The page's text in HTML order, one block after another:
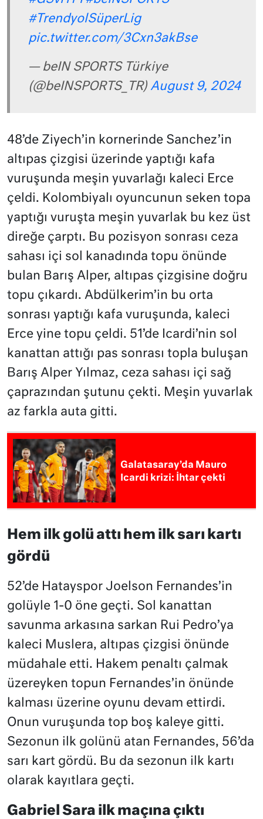
#TrendyolSüperLig
pic.twitter.com/3Cxn3akBse
— beIN SPORTS Türkiye
(@beINSPORTS_TR) August 9, 2024
48’de Ziyech’in kornerinde Sanchez’in
altıpas çizgisi üzerinde yaptığı kafa
vuruşunda meşin yuvarlağı kaleci Erce
çeldi. Kolombiyalı oyuncunun seken topa
yaptığı vuruşta meşin yuvarlak bu kez üst
direğe çarptı. Bu pozisyon sonrası ceza
sahası içi sol kanadında topu önünde
bulan Barış Alper, altıpas çizgisine doğru
topu çıkardı. Abdülkerim’in bu orta
sonrası yaptığı kafa vuruşunda, kaleci
Erce yine topu çeldi. 51’de Icardi’nin sol
kanattan attığı pas sonrası topla buluşan
Barış Alper Yılmaz, ceza sahası içi sağ
çaprazından şutunu çekti. Meşin yuvarlak
az farkla auta gitti.
Galatasaray’da Mauro
Icardi krizi: İhtar çekti
Hem ilk golü attı hem ilk sarı kartı
gördü
52’de Hatayspor Joelson Fernandes’in
golüyle 1-0 öne geçti. Sol kanattan
savunma arkasına sarkan Rui Pedro’ya
kaleci Muslera, altıpas çizgisi önünde
müdahale etti. Hakem penaltı çalmak
üzereyken topun Fernandes’in önünde
kalması üzerine oyunu devam ettirdi.
Onun vuruşunda top boş kaleye gitti.
Sezonun ilk golünü atan Fernandes, 56’da
sarı kart gördü. Bu da sezonun ilk kartı
olarak kayıtlara geçti.
Gabriel Sara ilk maçına çıktı